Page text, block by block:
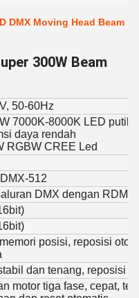
DMX Moving Head Beam
300W Beam
50-60Hz
7000K-8000K LED
daya rendah
RGBW CREE Led
512
DMX dengan RDM
posisi, reposisi
dan tenang, reposisi
motor tiga fase, cepat,